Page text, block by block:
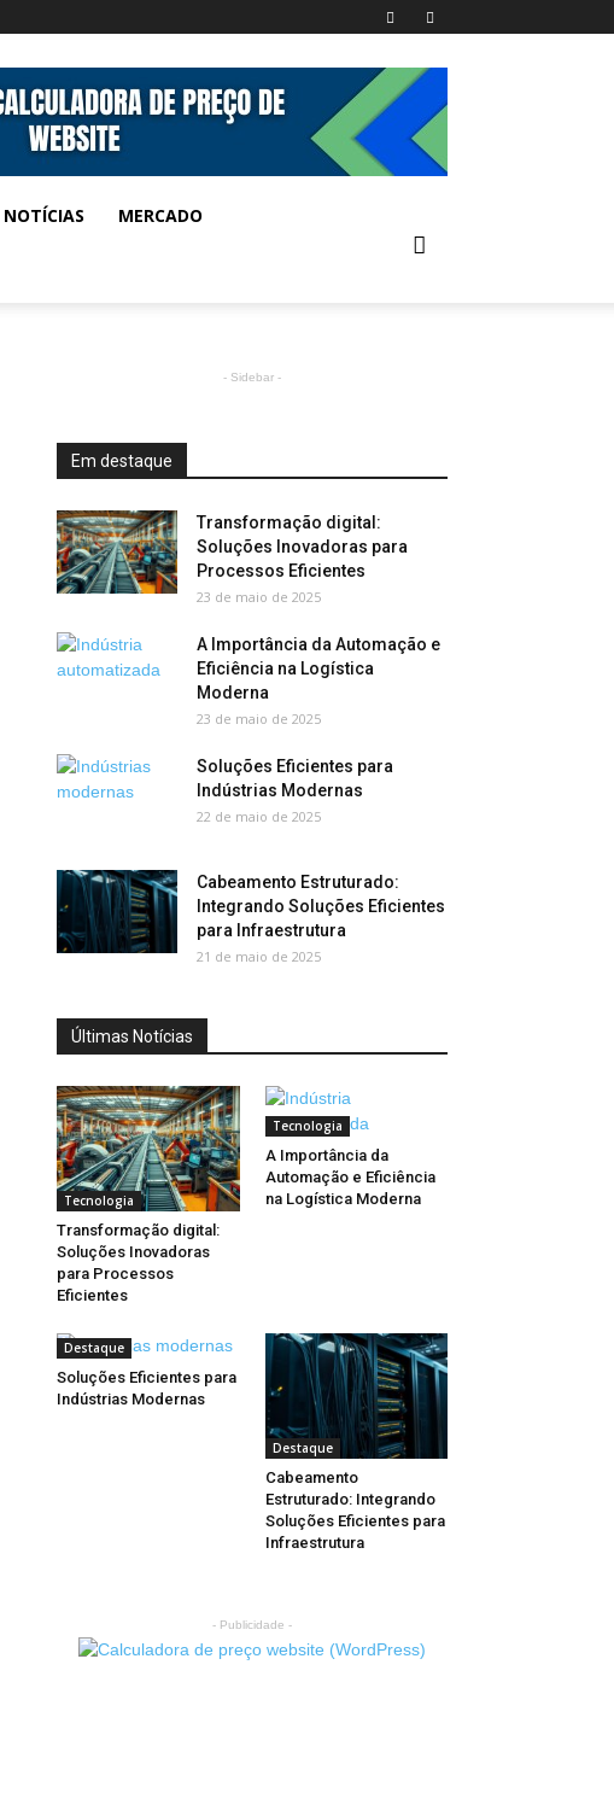
NOTÍCIAS MERCADO
- Sidebar -
Em destaque
Transformação digital:
Soluções Inovadoras para
Processos Eficientes
23 de maio de 2025
A Importância da Automação e
Eficiência na Logística
Moderna
23 de maio de 2025
Soluções Eficientes para
Indústrias Modernas
22 de maio de 2025
Cabeamento Estruturado:
Integrando Soluções Eficientes
para Infraestrutura
21 de maio de 2025
Últimas Notícias
Tecnologia
Transformação digital:
Soluções Inovadoras
para Processos
Eficientes
Tecnologia
A Importância da
Automação e Eficiência
na Logística Moderna
Destaque
Soluções Eficientes para
Indústrias Modernas
Destaque
Cabeamento
Estruturado: Integrando
Soluções Eficientes para
Infraestrutura
- Publicidade -